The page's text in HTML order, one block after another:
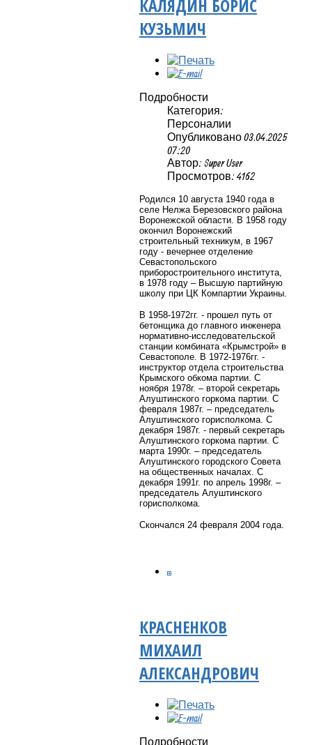
КАЛЯДИН БОРИС
КУЗЬМИЧ
Подробности
Категория:
Персоналии
Опубликовано 03.04.2025
07:20
Автор: Super User
Просмотров: 4162
Родился 10 августа 1940 года в
селе Нелжа Березовского района
Воронежской области. В 1958 году
окончил Воронежский
строительный техникум, в 1967
году - вечернее отделение
Севастопольского
приборостроительного института,
в 1978 году – Высшую партийную
школу при ЦК Компартии Украины.
В 1958-1972гг. - прошел путь от
бетонщика до главного инженера
нормативно-исследовательской
станции комбината «Крымстрой» в
Севастополе. В 1972-1976гг. -
инструктор отдела строительства
Крымского обкома партии. С
ноября 1978г. – второй секретарь
Алуштинского горкома партии. С
февраля 1987г. – председатель
Алуштинского горисполкома. С
декабря 1987г. - первый секретарь
Алуштинского горкома партии. С
марта 1990г. – председатель
Алуштинского городского Совета
на общественных началах. С
декабря 1991г. по апрель 1998г. –
председатель Алуштинского
горисполкома.
Скончался 24 февраля 2004 года.
КРАСНЕНКОВ
МИХАИЛ
АЛЕКСАНДРОВИЧ
Подробности